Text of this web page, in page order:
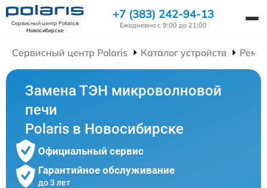
Сервисный центр Polarisв
Новосибирске
+7 (383) 242-94-13
Ежедневно с 9:00 до 21:00
Сервисный центр Polaris Каталог устройств
Замена ТЭН микроволновой
печи
Polaris в Новосибирске
Официальный сервис
Гарантийное обслуживание
до 3 лет